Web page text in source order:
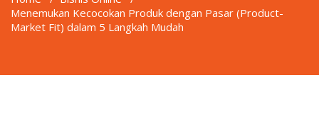
Menemukan Kecocokan Produk dengan Pasar (Product-
Market Fit) dalam 5 Langkah Mudah